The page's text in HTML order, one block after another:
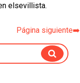
elsevillista.
Página siguiente➡️